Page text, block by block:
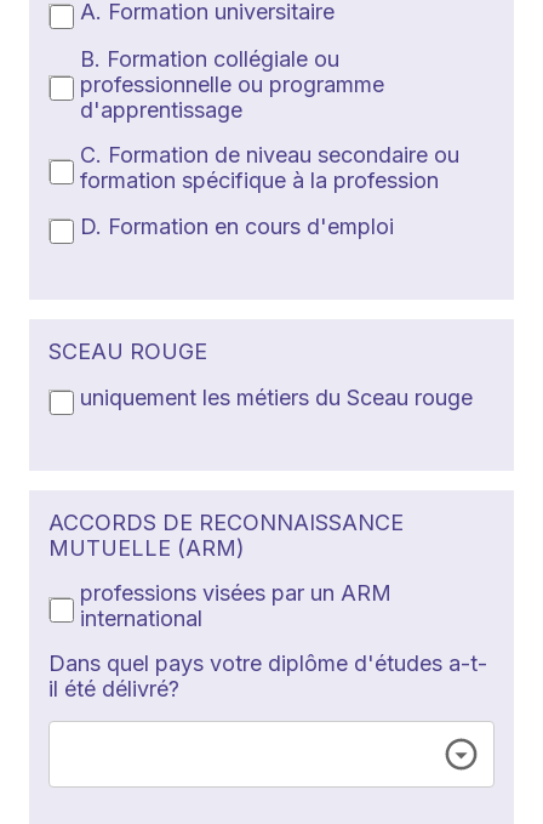
A. Formation universitaire
B. Formation collégiale ou
professionnelle ou programme
d'apprentissage
C. Formation de niveau secondaire ou
formation spécifique à la profession
D. Formation en cours d'emploi
SCEAU ROUGE
uniquement les métiers du Sceau rouge
ACCORDS DE RECONNAISSANCE
MUTUELLE (ARM)
professions visées par un ARM
international
Dans quel pays votre diplôme d'études a-t-
il été délivré?